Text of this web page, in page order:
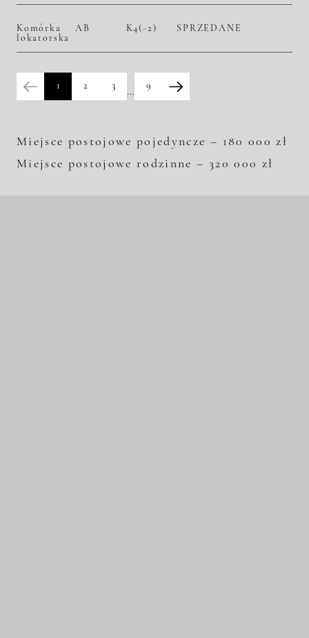
Komórka
lokatorska
AB K4(-2) SPRZEDANE
1 2 3
…
9
Miejsce postojowe pojedyncze – 180 000 zł
Miejsce postojowe rodzinne – 320 000 zł